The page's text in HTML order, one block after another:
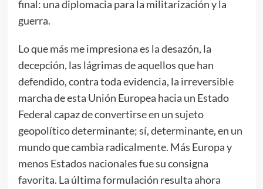
final: una diplomacia para la militarización y la
guerra.
Lo que más me impresiona es la desazón, la
decepción, las lágrimas de aquellos que han
defendido, contra toda evidencia, la irreversible
marcha de esta Unión Europea hacia un Estado
Federal capaz de convertirse en un sujeto
geopolítico determinante; sí, determinante, en un
mundo que cambia radicalmente. Más Europa y
menos Estados nacionales fue su consigna
favorita. La última formulación resulta ahora